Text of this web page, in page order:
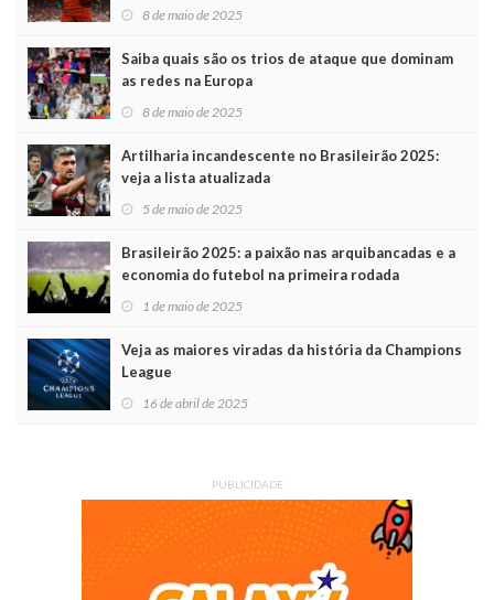
8 de maio de 2025
Saiba quais são os trios de ataque que dominam
as redes na Europa
8 de maio de 2025
Artilharia incandescente no Brasileirão 2025:
veja a lista atualizada
5 de maio de 2025
Brasileirão 2025: a paixão nas arquibancadas e a
economia do futebol na primeira rodada
1 de maio de 2025
Veja as maiores viradas da história da Champions
League
16 de abril de 2025
PUBLICIDADE